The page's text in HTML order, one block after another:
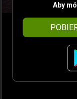
Aby